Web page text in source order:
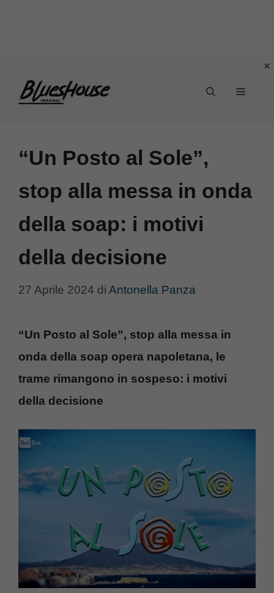
Menu
“Un Posto al Sole”,
stop alla messa in onda
della soap: i motivi
della decisione
27 Aprile 2024 di Antonella Panza
“Un Posto al Sole”, stop alla messa in
onda della soap opera napoletana, le
trame rimangono in sospeso: i motivi
della decisione